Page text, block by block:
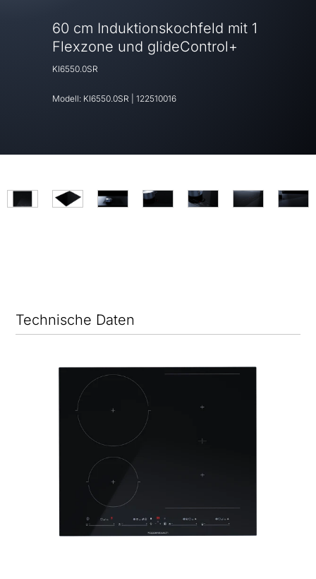
60 cm Induktionskochfeld mit 1
Flexzone und glideControl+
KI6550.0SR
Modell: KI6550.0SR 122510016
Technische Daten